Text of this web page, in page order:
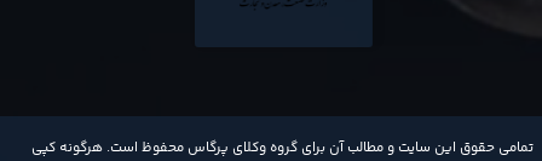
​تمامی حقوق این سایت و مطالب آن برای گروه وکلای پرگاس محفوظ است. هرگونه کپی